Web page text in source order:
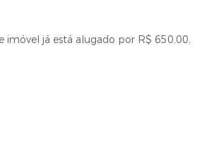
imóvel já está alugado por R$ 650,00,